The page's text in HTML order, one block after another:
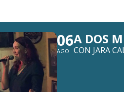
06
AGO
A DOS
CON JARA